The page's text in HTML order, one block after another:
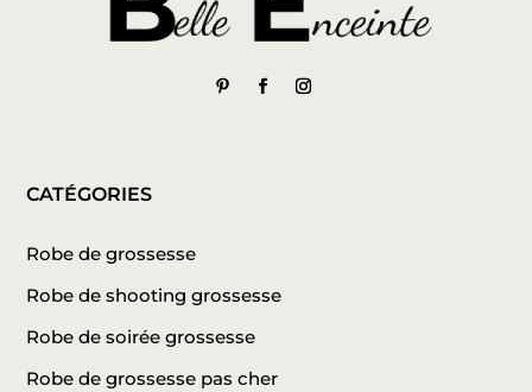
CATÉGORIES
Robe de grossesse
Robe de shooting grossesse
Robe de soirée grossesse
Robe de grossesse pas cher